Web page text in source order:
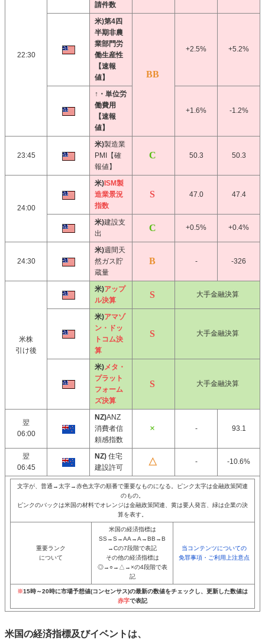
22:30
請件数
米)第4四
半期非農
業部門労
働生産性
【速報
値】
+2.5% +5.2%
↑・単位労
働費用
【速報
値】
+1.6% -1.2%
23:45
米)製造業
PMI【確
報値】
50.3 50.3
24:00
米) ISM製
造業景況
指数
47.0 47.4
米)建設支
出
+0.5% +0.4%
24:30
米)週間天
然ガス貯
蔵量
- -326
米株
引け後
米)アップ
ル決算
大手金融決算
米)アマゾ
ン・ドッ
トコム決
算
大手金融決算
米)メタ・
プラット
フォーム
ズ決算
大手金融決算
翌
06:00
NZ)ANZ
消費者信
頼感指数
- 93.1
翌
06:45
NZ) 住宅
建設許可
- -10.6%
文字が、普通→太字→赤色太字の順番で重要なものになる。ピンク太字は金融政策関連
のもの。
ピンクのバックは米国の材料でオレンジは金融政策関連、黄は要人発言、緑は企業の決
算を表す。
重要ランク
について
米国の経済指標は
SS→S→AA→A→BB→B
→Cの7段階で表記
その他の経済指標は
◎→○→△→×の4段階で表
記
当コンテンツについての
免罪事項・ご利用上注意点
※15時～20時に市場予想値(コンセンサス)の最新の数値をチェックし、更新した数値は
赤字で表記
米国の経済指標及びイベントは、